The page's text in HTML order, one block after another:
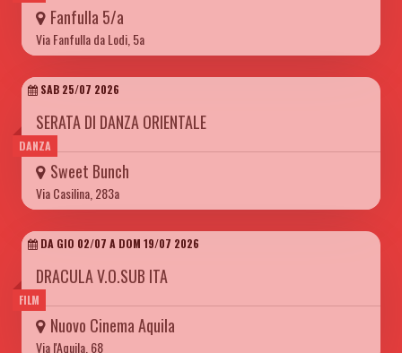
Fanfulla 5/a
Via Fanfulla da Lodi, 5a
DANZA
SAB 25/07 2026
SERATA DI DANZA ORIENTALE
Sweet Bunch
Via Casilina, 283a
FILM
DA GIO 02/07 A DOM 19/07 2026
DRACULA V.O.SUB ITA
Nuovo Cinema Aquila
Via l'Aquila, 68